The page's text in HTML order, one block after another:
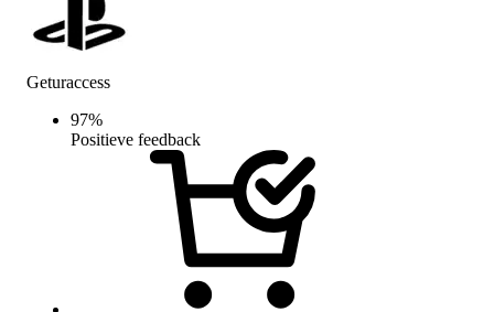
Geturaccess
97%
Positieve feedback